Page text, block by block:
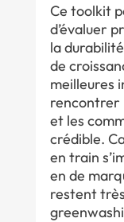
Ce toolkit
d’évaluer
la
de
meilleures
rencontrer
et les
crédible.
en train
en de
restent